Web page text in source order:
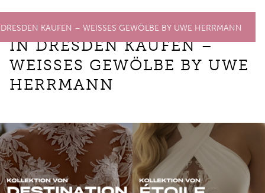
PREMIUM BRAUTKLEIDER
IN DRESDEN KAUFEN –
WEISSES GEWÖLBE BY UWE H
ERRMANN
KAUFEN – WEISSES GEWÖLBE BY UWE HERRMANN